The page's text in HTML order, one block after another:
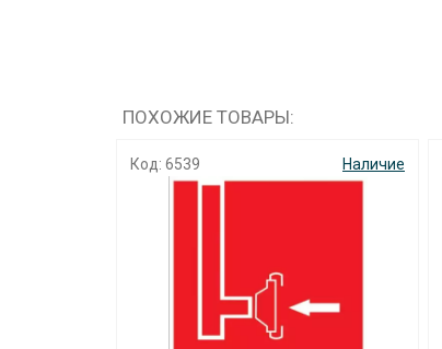
ПОХОЖИЕ ТОВАРЫ:
Код: 6539 Наличие